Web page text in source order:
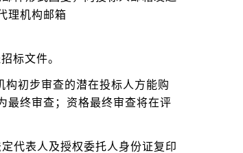
理机构邮箱
标文件。
初步审查的潜在投标人方能购
最终审查；资格最终审查将在评
代表人及授权委托人身份证复印